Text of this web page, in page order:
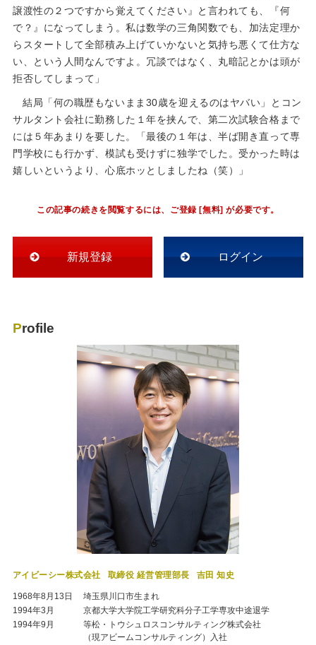
譲渡性の２つですから覚えてください』と言われても、『何
で？』になってしまう。私は数学の三角関数でも、加法定理か
らスタートして全部積み上げていかないと気持ち悪くて仕方な
い、という人間なんですよ。冗談ではなく、丸暗記とかは頭が
拒否してしまって」
結局「何の職歴もないまま30歳を迎えるのはヤバい」とコン
サルタント会社に勤務した１年を挟んで、第二次試験合格まで
には５年あまりを要した。「最後の１年は、半ば開き直って専
門学校にも行かず、模試も受けずに独学でした。受かった時は
嬉しいというより、心底ホッとしましたね（笑）」
この記事の続きを閲覧するには、ご登録 [無料] が必要です。
新規登録 ログイン
Profile
アイビーシー株式会社 取締役 経営管理部長 吉田 知史
1968年8月13日
埼玉県川口市生まれ
1994年3月
京都大学大学院工学研究科分子工学専攻中途退学
1994年9月
等松・トウシュロスコンサルティング株式会社
（現アビームコンサルティング）入社